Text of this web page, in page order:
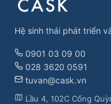
Hệ sinh thái phát triển
0901 03 09 00
028 3620 0591
tuvan@cask.vn
Lầu 4, 102C Cống